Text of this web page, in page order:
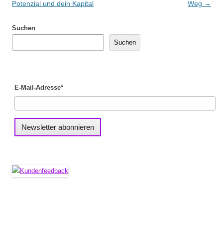
Potenzial und dein Kapital
Weg →
Suchen
Suchen
E-Mail-Adresse*